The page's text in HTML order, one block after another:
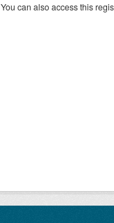
You can also access this